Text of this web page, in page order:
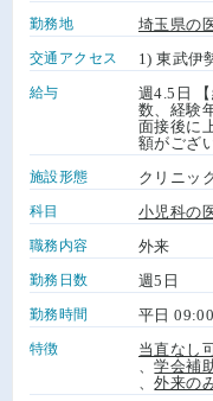
勤務地 埼玉県の
交通アクセス 1) 東武伊
給与
週4.5日
数、経験
面接後に
額がござ
施設形態 クリニッ
科目 小児科の
職務内容 外来
勤務日数 週5日
勤務時間 平日
特徴 当直なし
、学会補
、外来の